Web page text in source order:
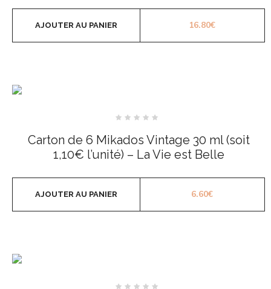
16.80€
AJOUTER AU PANIER
sur
5
Carton de 6 Mikados Vintage 30 ml (soit
1,10€ l’unité) – La Vie est Belle
6.60€
AJOUTER AU PANIER